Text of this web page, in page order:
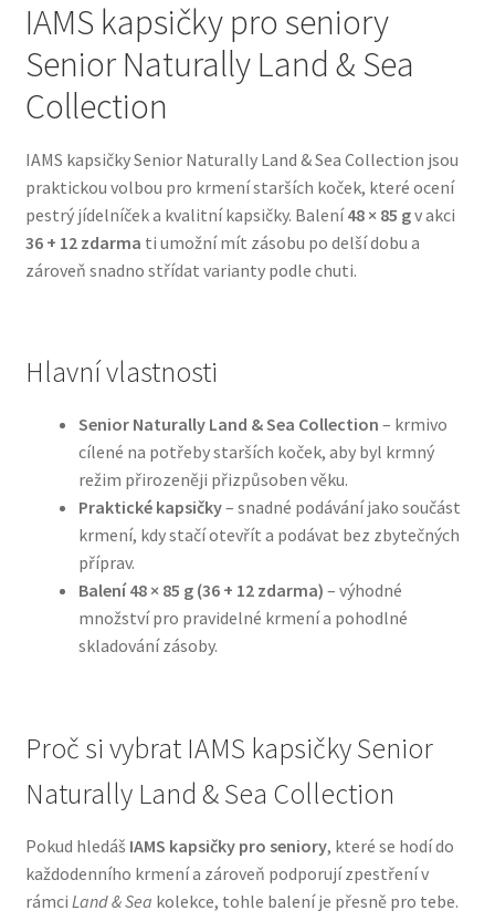
Bozita pro psy — Švédské krmivo s nordickou kvalitou
Brit pro psy
Granule pro psy
Natural Trainer pro psy — Italské krmivo s
přírodními složkami
Hill’s pro psy
Hračky pro psy
Konzervy a kapsičky pro psy
N&D Farmina pro psy — Italské holistic krmivo
Oblečky pro psy
Ortopedické pelíšky
Přepravky pro psy
Purizon pro psy — Vysoký obsah masa, bez obilovin
IAMS kapsičky pro seniory
Senior Naturally Land & Sea
Collection
IAMS kapsičky Senior Naturally Land & Sea Collection jsou
praktickou volbou pro krmení starších koček, které ocení
pestrý jídelníček a kvalitní kapsičky. Balení48 × 85 gv akci
36 + 12 zdarma ti umožní mít zásobu po delší dobu a
zároveň snadno střídat varianty podle chuti.
Hlavní vlastnosti
Senior Naturally Land & Sea Collection – krmivo
cílené na potřeby starších koček, aby byl krmný
režim přirozeněji přizpůsoben věku.
Praktické kapsičky– snadné podávání jako součást
krmení, kdy stačí otevřít a podávat bez zbytečných
příprav.
Balení 48 × 85 g (36 + 12 zdarma) – výhodné
množství pro pravidelné krmení a pohodlné
skladování zásoby.
Proč si vybrat IAMS kapsičky Senior
Naturally Land & Sea Collection
Pokud hledáš IAMS kapsičky pro seniory, které se hodí do
každodenního krmení a zároveň podporují zpestření v
rámci Land & Sea kolekce, tohle balení je přesně pro tebe.